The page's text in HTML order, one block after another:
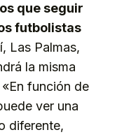
que seguir
futbolistas
Las Palmas,
la misma
función de
ver una
diferente,